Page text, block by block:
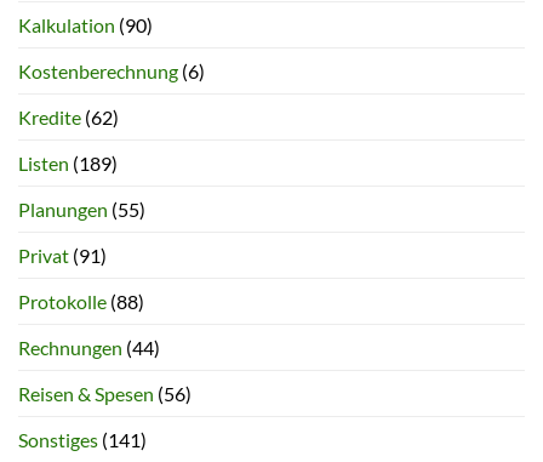
Kalkulation (90)
Kostenberechnung (6)
Kredite (62)
Listen (189)
Planungen (55)
Privat (91)
Protokolle (88)
Rechnungen (44)
Reisen & Spesen (56)
Sonstiges (141)